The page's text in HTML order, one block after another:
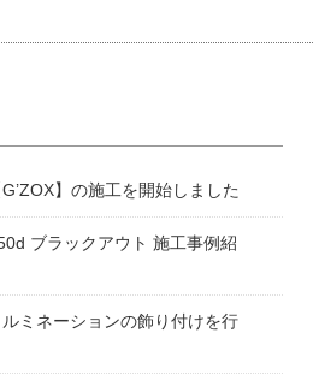
】の施工を開始しました
ブラックアウト 施工事例紹
ミネーションの飾り付けを行